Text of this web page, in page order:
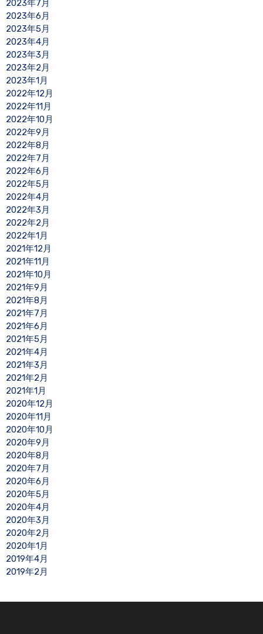
2023年7月
2023年6月
2023年5月
2023年4月
2023年3月
2023年2月
2023年1月
2022年12月
2022年11月
2022年10月
2022年9月
2022年8月
2022年7月
2022年6月
2022年5月
2022年4月
2022年3月
2022年2月
2022年1月
2021年12月
2021年11月
2021年10月
2021年9月
2021年8月
2021年7月
2021年6月
2021年5月
2021年4月
2021年3月
2021年2月
2021年1月
2020年12月
2020年11月
2020年10月
2020年9月
2020年8月
2020年7月
2020年6月
2020年5月
2020年4月
2020年3月
2020年2月
2020年1月
2019年4月
2019年2月